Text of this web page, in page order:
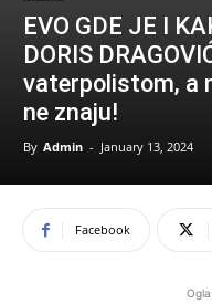
EVO GDE JE I
DORIS
vaterpolistom, a
ne znaju!
By Admin - January 13, 2024
Facebook